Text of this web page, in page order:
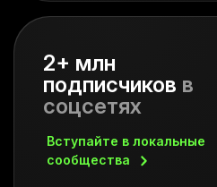
2+ млн
подписчиков в
соцсетях
Вступайте в локальные
сообщества